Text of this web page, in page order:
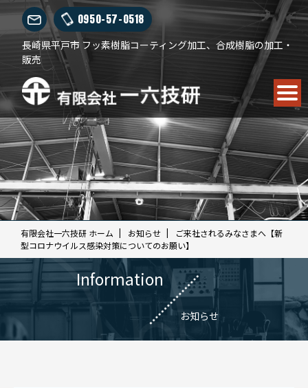
0950-57-0518
長崎県平戸市 フッ素樹脂コーティング加工、合成樹脂の加工・
販売
有限会社一六技研 ホーム お知らせ
ご来社されるみなさまへ【新
型コロナウイルス感染対策についてのお願い】
Information
お知らせ